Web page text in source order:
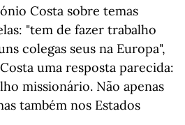
Costa sobre temas
"tem de fazer trabalho
colegas seus na Europa",
uma resposta parecida:
missionário. Não apenas
também nos Estados